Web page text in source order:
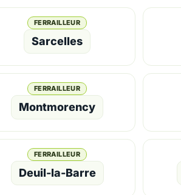
FERRAILLEUR
Sarcelles
FERRAILLEUR
Montmorency
FERRAILLEUR
Deuil-la-Barre